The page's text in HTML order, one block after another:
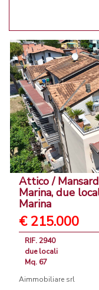
Attico /
Marina, due
Marina
€ 215.000
RIF. 2940
due locali
Mq. 67
Aimmobiliare srl